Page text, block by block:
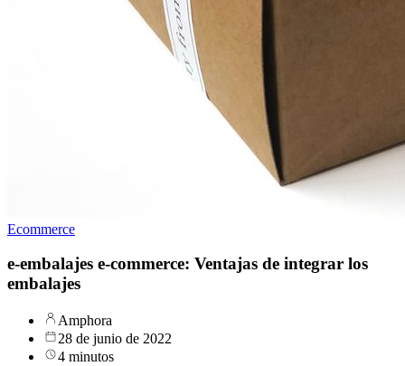
Ecommerce
e-embalajes e-commerce: Ventajas de integrar los
embalajes
Amphora
28 de junio de 2022
4 minutos